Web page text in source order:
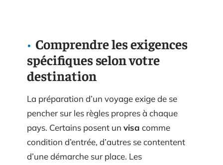
Comprendre les exigences
spécifiques selon votre
destination
La préparation d’un voyage exige de se
pencher sur les règles propres à chaque
pays. Certains posent un visa comme
condition d’entrée, d’autres se contentent
d’une démarche sur place. Les